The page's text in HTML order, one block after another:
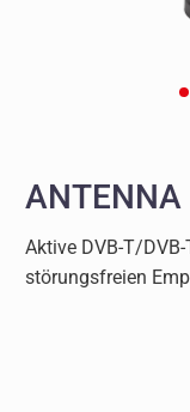
ANTENNA
Aktive DVB-T/
störungsfreien